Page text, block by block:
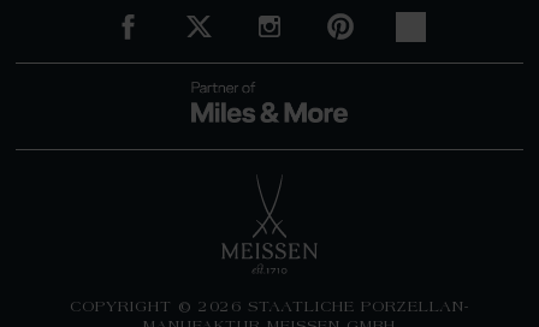
COPYRIGHT © 2026 STAATLICHE PORZELLAN-